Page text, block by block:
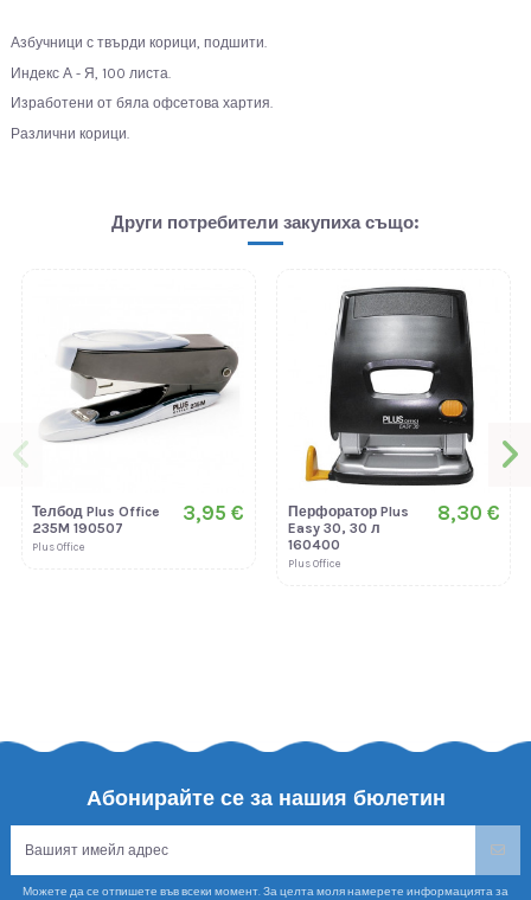
Азбучници с твърди корици, подшити.
Индекс А - Я, 100 листа.
Изработени от бяла офсетова хартия.
Различни корици.
Други потребители закупиха също:
Телбод Plus Office
235M 190507
Plus Office
3,95 €
Перфоратор Plus
Easy 30, 30 л
160400
Plus Office
8,30 €
Абонирайте се за нашия бюлетин
Можете да се отпишете във всеки момент. За целта моля намерете информацията за